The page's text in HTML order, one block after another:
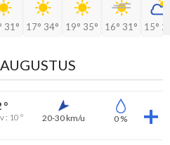
31° 17° 34° 19° 35° 16° 31° 15°
°
: 10 ° 20-30 km/u 0 %